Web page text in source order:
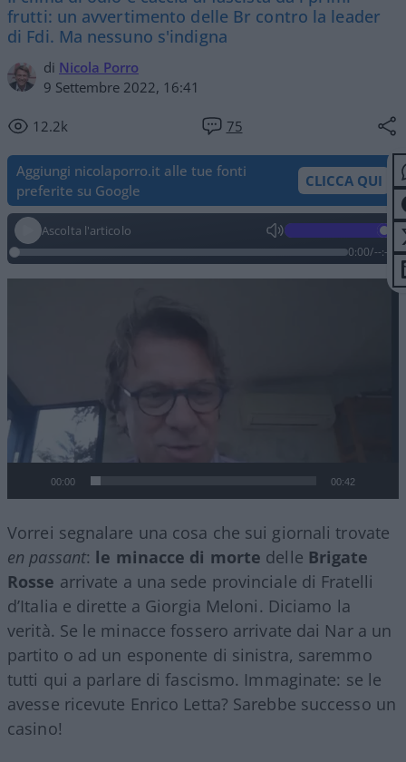
frutti: un avvertimento delle Br contro la leader
di Fdi. Ma nessuno s'indigna
di Nicola Porro
9 Settembre 2022, 16:41
12.2k 75
Aggiungi nicolaporro.it alle tue fonti
preferite su Google
CLICCA QUI
Ascolta l'articolo
0:00/--:--
00:00 00:42
Vorrei segnalare una cosa che sui giornali trovate
en passant: le minacce di morte delle Brigate
Rosse arrivate a una sede provinciale di Fratelli
d’Italia e dirette a Giorgia Meloni. Diciamo la
verità. Se le minacce fossero arrivate dai Nar a un
partito o ad un esponente di sinistra, saremmo
tutti qui a parlare di fascismo. Immaginate: se le
avesse ricevute Enrico Letta? Sarebbe successo un
casino!